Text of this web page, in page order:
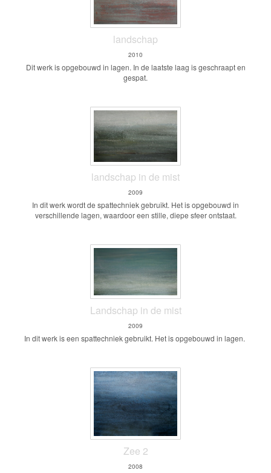
landschap
2010
Dit werk is opgebouwd in lagen. In de laatste laag is geschraapt en
gespat.
landschap in de mist
2009
In dit werk wordt de spattechniek gebruikt. Het is opgebouwd in
verschillende lagen, waardoor een stille, diepe sfeer ontstaat.
Landschap in de mist
2009
In dit werk is een spattechniek gebruikt. Het is opgebouwd in lagen.
Zee 2
2008